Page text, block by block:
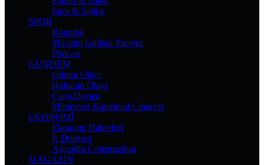
Spor & Sağlık
SPOR
Röportaj
Müslüm Gülhan Yazıyor
Podcast
GÜNDEM
Günün Olayı
Haftanın Olayı
Çarşı Davası
Münevver Karabulut Cinayeti
EKONOMI
Ekonomi Haberleri
İş Dünyası
Aşçıoğlu Construction
MAGAZIN